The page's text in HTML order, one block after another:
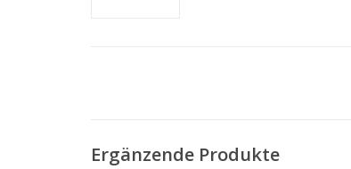
Ergänzende Produkte